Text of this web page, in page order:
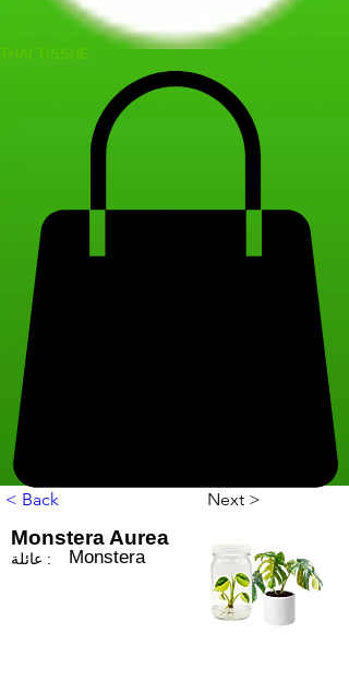
< Back Next >
Monstera Aurea
عائلة : Monstera